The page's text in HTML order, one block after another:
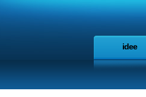
idee